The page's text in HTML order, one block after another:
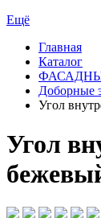
Ещё
Главная
Каталог
Доборные
Угол
Угол